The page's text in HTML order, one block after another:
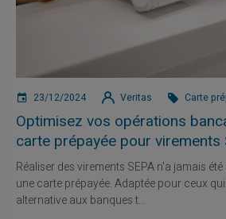
23/12/2024 Veritas Carte
Optimisez vos opérations
carte prépayée pour virements
Réaliser des virements SEPA n'a jamais
une carte prépayée. Adaptée pour ceux
alternative aux banques t...